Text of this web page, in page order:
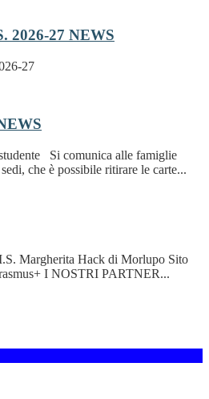
2026-27 NEWS
27
Si comunica alle famiglie
che è possibile ritirare le carte...
Margherita Hack di Morlupo Sito
I NOSTRI PARTNER...